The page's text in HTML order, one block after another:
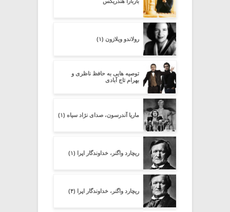
رولاندو ویلازون (۱)
توصیه هایی به حافظ ناظری و
بهرام تاج آبادی
ماریا آندرسون، صدای نژاد سیاه (۱)
ریچارد واگنر، خداوندگار اپرا (۱)
ریچارد واگنر، خداوندگار اپرا (۴)